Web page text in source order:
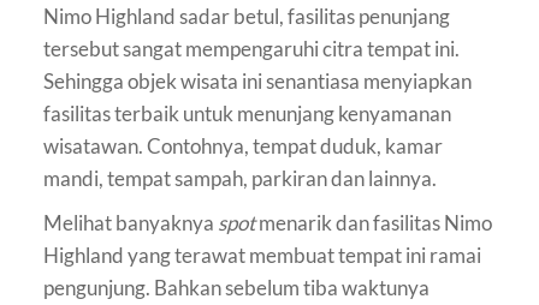
Nimo Highland sadar betul, fasilitas penunjang
tersebut sangat mempengaruhi citra tempat ini.
Sehingga objek wisata ini senantiasa menyiapkan
fasilitas terbaik untuk menunjang kenyamanan
wisatawan. Contohnya, tempat duduk, kamar
mandi, tempat sampah, parkiran dan lainnya.
Melihat banyaknya spotmenarik dan fasilitas Nimo
Highland yang terawat membuat tempat ini ramai
pengunjung. Bahkan sebelum tiba waktunya